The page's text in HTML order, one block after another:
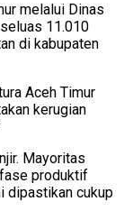
melalui Dinas
11.010
di kabupaten
Aceh Timur
kerugian
Mayoritas
produktif
dipastikan cukup